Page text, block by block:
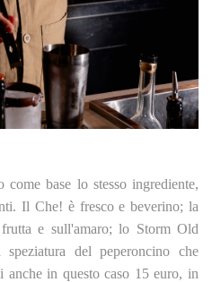
come base lo stesso ingrediente,
Il Che! è fresco e beverino; la
e sull'amaro; lo Storm Old
del peperoncino che
anche in questo caso 15 euro, in